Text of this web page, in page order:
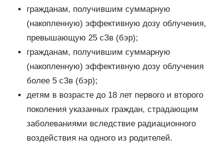
гражданам, получившим суммарную
(накопленную) эффективную дозу облучения,
превышающую 25 сЗв (бэр);
гражданам, получившим суммарную
(накопленную) эффективную дозу облучения
более 5 сЗв (бэр);
детям в возрасте до 18 лет первого и второго
поколения указанных граждан, страдающим
заболеваниями вследствие радиационного
воздействия на одного из родителей.